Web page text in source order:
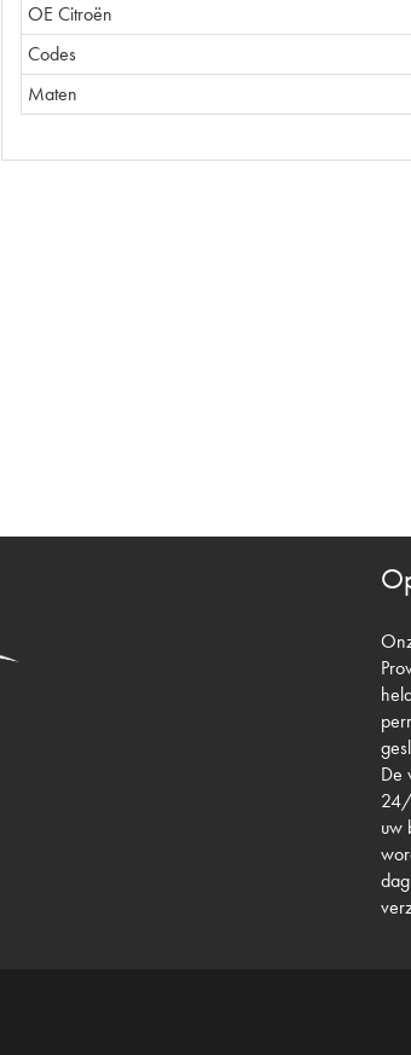
OE Citroën
Codes
Maten
De
uw